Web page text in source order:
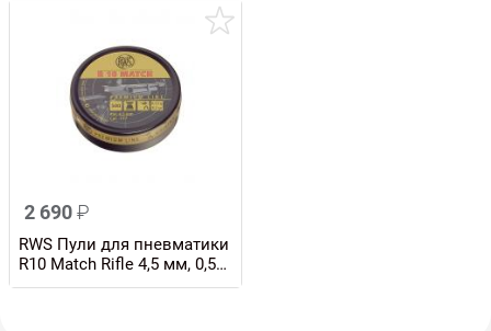
2 690₽
RWS Пули для пневматики
R10 Match Rifle 4,5 мм, 0,53
гр., упаковка 500 штук